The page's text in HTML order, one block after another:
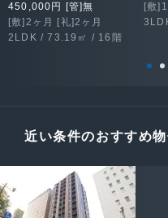
450,000円 [管]無
[敷]2ヶ月 [礼]2ヶ月
2LDK / 73.19㎡ / 16階
[敷
近い条件のおすすめ